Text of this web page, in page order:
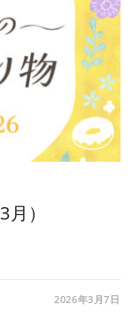
）
2026年3月7日